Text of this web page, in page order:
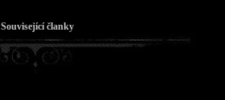
Související članky